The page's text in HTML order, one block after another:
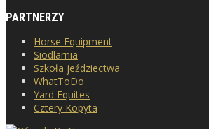
PARTNERZY
Horse Equipment
Siodlarnia
Szkoła jeździectwa
WhatToDo
Yard Equites
Cztery Kopyta